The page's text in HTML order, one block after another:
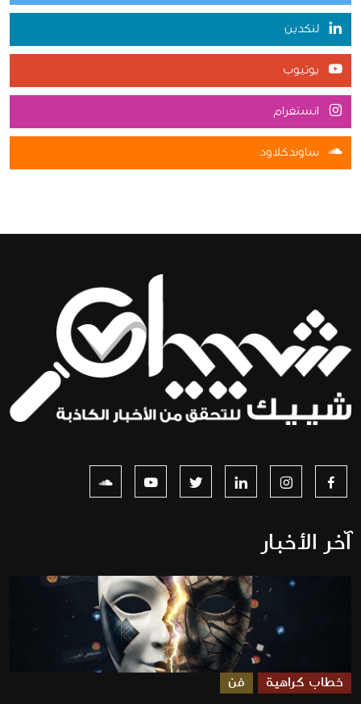
لنكدين
يوتيوب
انستغرام
ساوندكلاود
آخر الأخبار
خطاب كراهية فن